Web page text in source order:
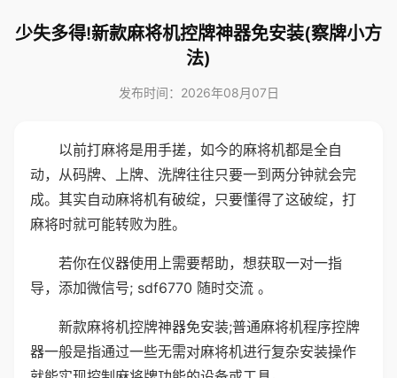
少失多得!新款麻将机控牌神器免安装(察牌小方
法)
发布时间：2026年08月07日
以前打麻将是用手搓，如今的麻将机都是全自
动，从码牌、上牌、洗牌往往只要一到两分钟就会完
成。其实自动麻将机有破绽，只要懂得了这破绽，打
麻将时就可能转败为胜。
若你在仪器使用上需要帮助，想获取一对一指
导，添加微信号; sdf6770 随时交流 。
新款麻将机控牌神器免安装;普通麻将机程序控牌
器一般是指通过一些无需对麻将机进行复杂安装操作